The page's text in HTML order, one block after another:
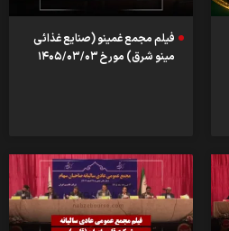
فیلم مجمع غمینو (صنایع غذائی
مینو شرق) مورخ ۱۴۰۵/۰۳/۰۳